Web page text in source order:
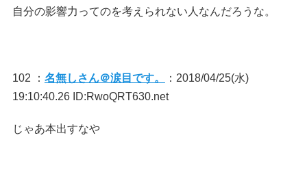
自分の影響力ってのを考えられない人なんだろうな。
102 ： 名無しさん＠涙目です。
：2018/04/25(水)
19:10:40.26 ID:RwoQRT630.net
じゃあ本出すなや